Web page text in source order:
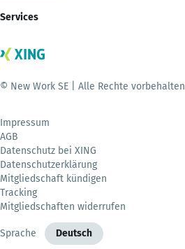
Services
© New Work SE | Alle Rechte vorbehalten
Impressum
AGB
Datenschutz bei XING
Datenschutzerklärung
Mitgliedschaft kündigen
Tracking
Mitgliedschaften widerrufen
Sprache Deutsch